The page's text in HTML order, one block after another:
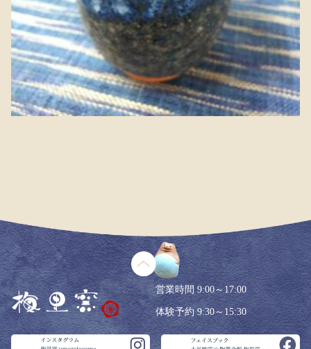
営業時間 9:00～17:00
体験予約 9:30～15:30